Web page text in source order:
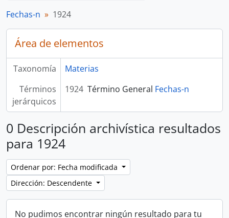
Fechas-n 1924
Área de elementos
Taxonomía
Materias
Términos
jerárquicos
1924 Término General Fechas-n
0 Descripción archivística resultados
para 1924
Ordenar por: Fecha modificada
Dirección: Descendente
No pudimos encontrar ningún resultado para tu